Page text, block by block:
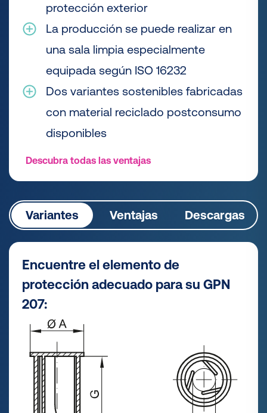
protección exterior
La producción se puede realizar en
una sala limpia especialmente
equipada según ISO 16232
Dos variantes sostenibles fabricadas
con material reciclado postconsumo
disponibles
Descubra todas las ventajas
Variantes Ventajas Descargas
Encuentre el elemento de
protección adecuado para su GPN
207: